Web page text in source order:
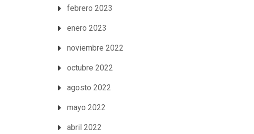
febrero 2023
enero 2023
noviembre 2022
octubre 2022
agosto 2022
mayo 2022
abril 2022